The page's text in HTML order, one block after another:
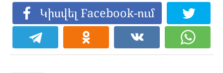
Կիսվել Facebook-ում